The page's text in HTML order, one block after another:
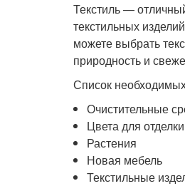
Текстиль —
текстильных
можете выбрать
природность и
Список
Очистительные
Цвета для
Растения
Новая мебель
Текстильные